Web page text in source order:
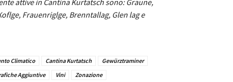
Frauenriglge, Brenntallag, Glen lag e
Climatico Cantina Kurtatsch
Gewürztraminer
Aggiuntive Vini Zonazione